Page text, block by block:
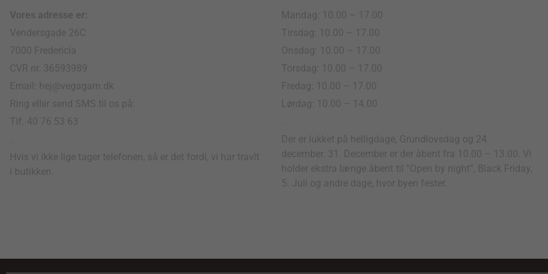
Vores adresse er:
Vendersgade 26C
7000 Fredericia
CVR nr. 36593989
Email: hej@vegagarn.dk
Ring eller send SMS til os på:
Tlf. 40 76 53 63
Hvis vi ikke lige tager telefonen, så er det fordi, vi har travlt
i butikken.
Mandag: 10.00 – 17.00
Tirsdag: 10.00 – 17.00
Onsdag: 10.00 – 17.00
Torsdag: 10.00 – 17.00
Fredag: 10.00 – 17.00
Lørdag: 10.00 – 14.00
Der er lukket på helligdage, Grundlovsdag og 24.
december. 31. December er der åbent fra 10.00 – 13.00. Vi
holder ekstra længe åbent til “Open by night”, Black Friday,
5. Juli og andre dage, hvor byen fester.